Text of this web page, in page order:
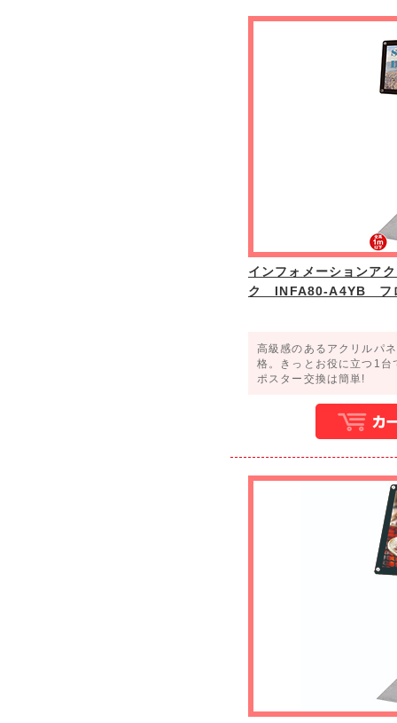
インフォメーションア
ク INFA80-A4YB フ
高級感のあるアクリルパ
格。きっとお役に立つ1台
ポスター交換は簡単!